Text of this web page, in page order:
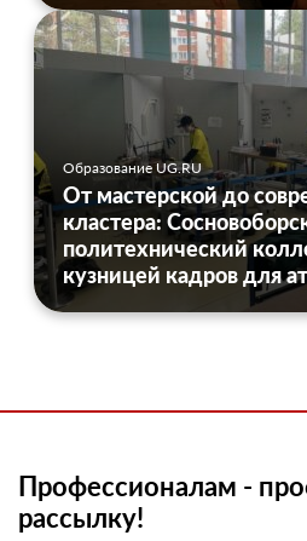
Образование UG.RU
От мастерской до
кластера:
политехнический
кузницей кадров для
Профессионалам -
рассылку!